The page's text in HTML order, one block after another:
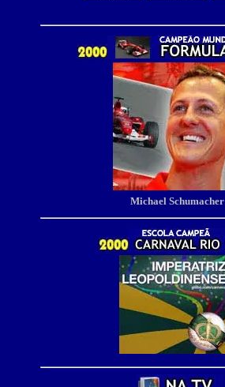
Michael Schumacher